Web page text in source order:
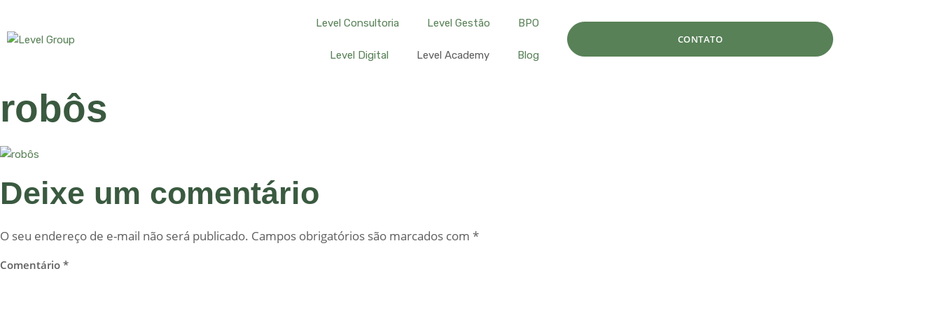
Level Consultoria Level Gestão BPO
Level Digital Level Academy Blog
CONTATO
robôs
Deixe um comentário
O seu endereço de e-mail não será publicado. Campos obrigatórios são marcados com *
Comentário *